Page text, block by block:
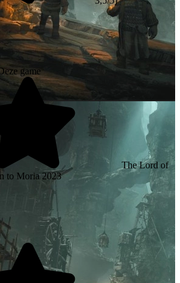
game
The Lord of
to Moria2023